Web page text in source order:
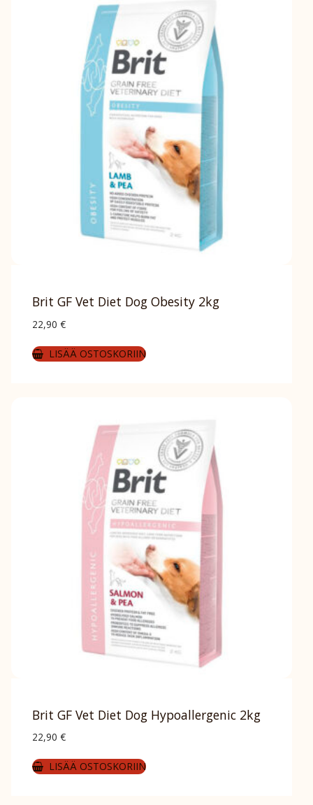
Brit GF Vet Diet Dog Obesity 2kg
22,90 €
LISÄÄ OSTOSKORIIN
Brit GF Vet Diet Dog Hypoallergenic 2kg
22,90 €
LISÄÄ OSTOSKORIIN